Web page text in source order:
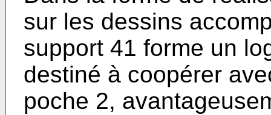
sur les dessins
support 41 forme un
destiné à coopérer
poche 2,